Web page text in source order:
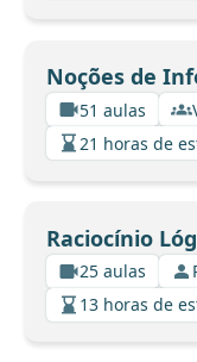
Noções de
51 aulas
21 horas de
Raciocínio
25 aulas
13 horas de